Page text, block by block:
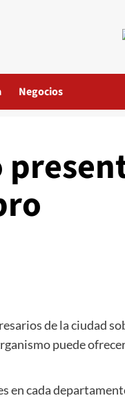
Negocios
de la ciudad
puede
en cada